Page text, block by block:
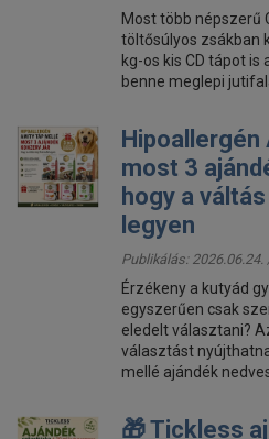
Most több népszerű
töltősúlyos zsákban
kg-os kis CD tápot
benne meglepi
most 3
hogy a
legyen
Publikálás: 2026.06.24.
Érzékeny a kutyád
egyszerűen csak
eledelt választani?
választást
mellé ajándék
🎁 Tickless